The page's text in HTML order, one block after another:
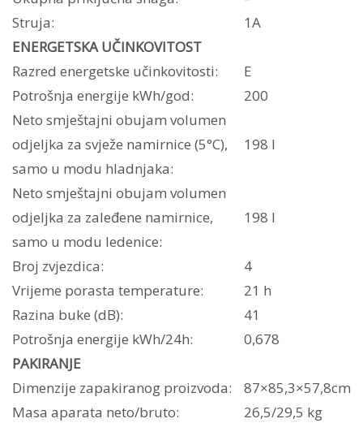
Struja:
1A
ENERGETSKA UČINKOVITOST
Razred energetske učinkovitosti:
E
Potrošnja energije kWh/god:
200
Neto smještajni obujam volumen
odjeljka za svježe namirnice (5°C),
samo u modu hladnjaka:
198 l
Neto smještajni obujam volumen
odjeljka za zaleđene namirnice,
samo u modu ledenice:
198 l
Broj zvjezdica:
4
Vrijeme porasta temperature:
21 h
Razina buke (dB):
41
Potrošnja energije kWh/24h:
0,678
PAKIRANJE
Dimenzije zapakiranog proizvoda:
87×85,3×57,8cm
Masa aparata neto/bruto:
26,5/29,5 kg